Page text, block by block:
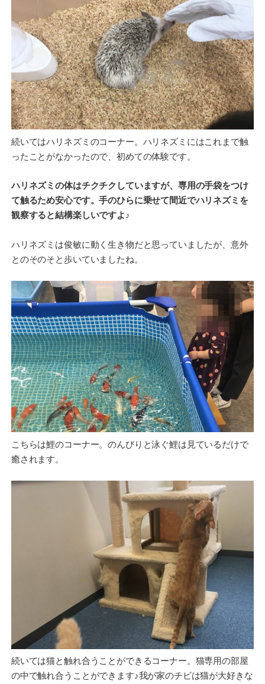
続いてはハリネズミのコーナー。ハリネズミにはこれまで触
ったことがなかったので、初めての体験です。
ハリネズミの体はチクチクしていますが、専用の手袋をつけ
て触るため安心です。手のひらに乗せて間近でハリネズミを
観察すると結構楽しいですよ♪
ハリネズミは俊敏に動く生き物だと思っていましたが、意外
とのそのそと歩いていましたね。
こちらは鯉のコーナー。のんびりと泳ぐ鯉は見ているだけで
癒されます。
続いては猫と触れ合うことができるコーナー。猫専用の部屋
の中で触れ合うことができます♪我が家のチビは猫が大好きな